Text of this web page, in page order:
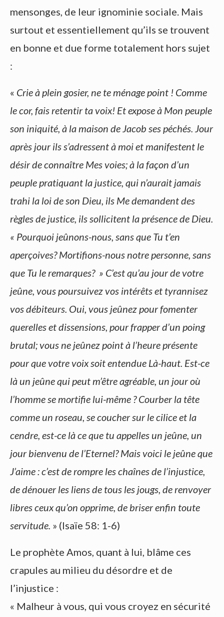
mensonges, de leur ignominie sociale. Mais
surtout et essentiellement qu’ils se trouvent
en bonne et due forme totalement hors sujet
:
« Crie à plein gosier, ne te ménage point ! Comme
le cor, fais retentir ta voix! Et expose à Mon peuple
son iniquité, à la maison de Jacob ses péchés. Jour
après jour ils s’adressent à moi et manifestent le
désir de connaître Mes voies; à la façon d’un
peuple pratiquant la justice, qui n’aurait jamais
trahi la loi de son Dieu, ils Me demandent des
règles de justice, ils sollicitent la présence de Dieu.
« Pourquoi jeûnons-nous, sans que Tu t’en
aperçoives? Mortifions-nous notre personne, sans
que Tu le remarques? » C’est qu’au jour de votre
jeûne, vous poursuivez vos intérêts et tyrannisez
vos débiteurs. Oui, vous jeûnez pour fomenter
querelles et dissensions, pour frapper d’un poing
brutal; vous ne jeûnez point à l’heure présente
pour que votre voix soit entendue Là-haut. Est-ce
là un jeûne qui peut m’être agréable, un jour où
l’homme se mortifie lui-même ? Courber la tête
comme un roseau, se coucher sur le cilice et la
cendre, est-ce là ce que tu appelles un jeûne, un
jour bienvenu de l’Eternel? Mais voici le jeûne que
J’aime : c’est de rompre les chaînes de l’injustice,
de dénouer les liens de tous les jougs, de renvoyer
libres ceux qu’on opprime, de briser enfin toute
servitude. » (Isaïe 58: 1-6)
Le prophète Amos, quant à lui, blâme ces
crapules au milieu du désordre et de
l’injustice :
« Malheur à vous, qui vous croyez en sécurité